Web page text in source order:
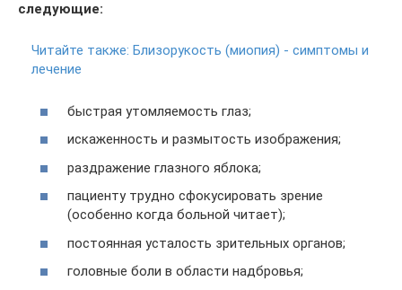
следующие:
Читайте также: Близорукость (миопия) - симптомы и
лечение
быстрая утомляемость глаз;
искаженность и размытость изображения;
раздражение глазного яблока;
пациенту трудно сфокусировать зрение
(особенно когда больной читает);
постоянная усталость зрительных органов;
головные боли в области надбровья;